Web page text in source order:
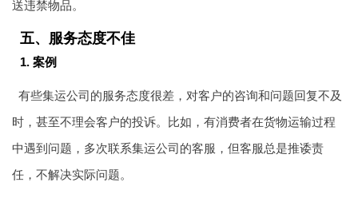
送违禁物品。
五、服务态度不佳
1. 案例
有些集运公司的服务态度很差，对客户的咨询和问题回复不及
时，甚至不理会客户的投诉。比如，有消费者在货物运输过程
中遇到问题，多次联系集运公司的客服，但客服总是推诿责
任，不解决实际问题。